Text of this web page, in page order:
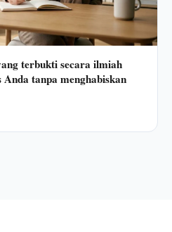
terbukti secara ilmiah
tanpa menghabiskan